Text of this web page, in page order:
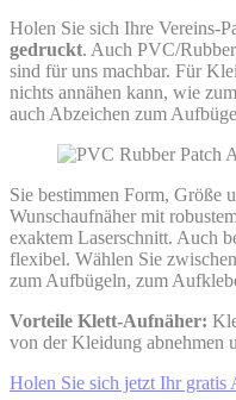
Holen Sie sich Ihre Vereins-
gedruckt. Auch PVC/
sind für uns machbar. Für
nichts annähen kann, wie
auch Abzeichen zum
Sie bestimmen Form, Größe
Wunschaufnäher mit
exaktem Laserschnitt. Auch
flexibel. Wählen Sie
zum Aufbügeln, zum
Vorteile Klett-Aufnäher:
von der Kleidung abnehmen
Holen Sie sich jetzt Ihr gratis